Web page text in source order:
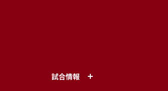
試合情報